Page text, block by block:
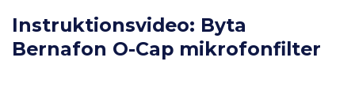
Instruktionsvideo: Byta
Bernafon O-Cap mikrofonfilter